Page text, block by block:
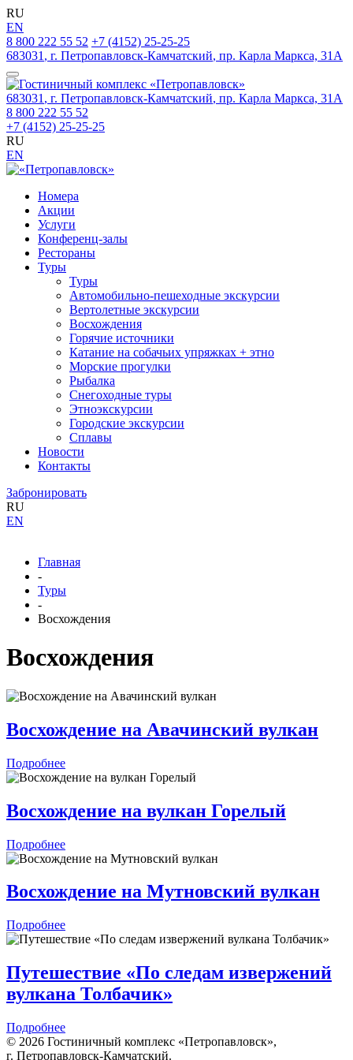
RU
EN
8 800 222 55 52 +7 (4152) 25-25-25
683031 , г. Петропавловск‑Камчатский, пр. Карла Маркса, 31А
683031 , г. Петропавловск‑Камчатский, пр. Карла Маркса, 31А
8 800 222 55 52
+7 (4152) 25-25-25
RU
EN
Номера
Акции
Услуги
Конференц-залы
Рестораны
Туры
Туры
Автомобильно-пешеходные экскурсии
Вертолетные экскурсии
Восхождения
Горячие источники
Катание на собачьих упряжках + этно
Морские прогулки
Рыбалка
Снегоходные туры
Этноэкскурсии
Городские экскурсии
Сплавы
Новости
Контакты
Забронировать
RU
EN
Главная
-
Туры
-
Восхождения
Восхождения
Восхождение на Авачинский вулкан
Подробнее
Восхождение на вулкан Горелый
Подробнее
Восхождение на Мутновский вулкан
Подробнее
Путешествие «По следам извержений
вулкана Толбачик»
Подробнее
© 2026 Гостиничный комплекс «Петропавловск»,
г. Петропавловск‑Камчатский.